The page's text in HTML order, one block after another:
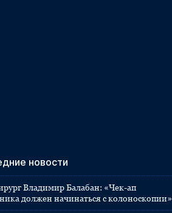
новости
Владимир Балабан: «Чек-ап
должен начинаться с колоноскопии»